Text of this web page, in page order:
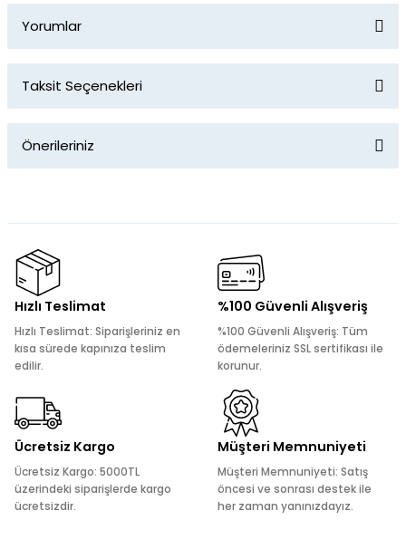
Yorumlar
Taksit Seçenekleri
Önerileriniz
kullanarak tarafımıza iletebilirsiniz.
Görüş ve önerileriniz için teşekkür ederiz.
Ürün resmi kalitesiz, bozuk veya görüntülenemiyor.
Ürün bilgilerinde hatalar bulunuyor.
Ürün fiyatı diğer sitelerden daha pahalı.
Bu ürüne benzer farklı alternatifler olmalı.
Hızlı Teslimat
Hızlı Teslimat: Siparişleriniz en
kısa sürede kapınıza teslim
edilir.
%100 Güvenli Alışveriş
%100 Güvenli Alışveriş: Tüm
ödemeleriniz SSL sertifikası ile
korunur.
Ücretsiz Kargo
Ücretsiz Kargo: 5000TL
üzerindeki siparişlerde kargo
ücretsizdir.
Müşteri Memnuniyeti
Müşteri Memnuniyeti: Satış
öncesi ve sonrası destek ile
her zaman yanınızdayız.